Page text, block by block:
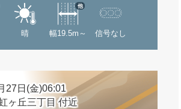
晴 幅19.5m～
他
信号なし
27日(金)06:01
ヶ丘三丁目 付近